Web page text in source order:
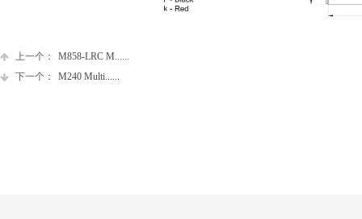
上一个：
M858-LRC M......
下一个：
M240 Multi......